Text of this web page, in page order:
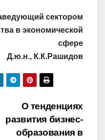
сектором
в экономической
сфере
Д.ю.н., К.К.Рашидов
О тенденциях
развития бизнес-
образования в